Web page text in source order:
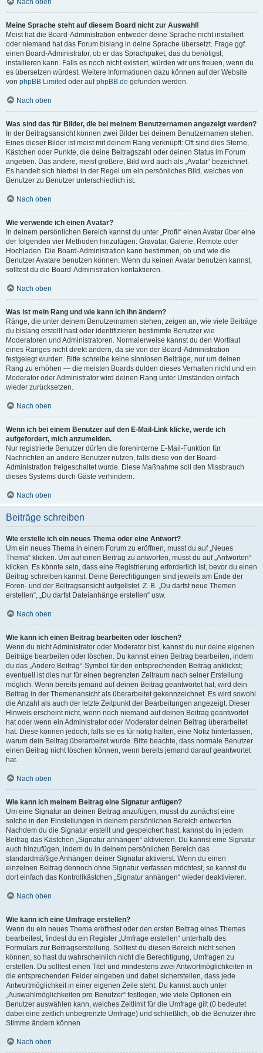
Nach oben
Meine Sprache steht auf diesem Board nicht zur Auswahl!
Meist hat die Board-Administration entweder deine Sprache nicht installiert
oder niemand hat das Forum bislang in deine Sprache übersetzt. Frage ggf.
einen Board-Administrator, ob er das Sprachpaket, das du benötigst,
installieren kann. Falls es noch nicht existiert, würden wir uns freuen, wenn du
es übersetzen würdest. Weitere Informationen dazu können auf der Website
von phpBB Limited oder aufphpBB.de gefunden werden.
Nach oben
Was sind das für Bilder, die bei meinem Benutzernamen angezeigt werden?
In der Beitragsansicht können zwei Bilder bei deinem Benutzernamen stehen.
Eines dieser Bilder ist meist mit deinem Rang verknüpft: Oft sind dies Sterne,
Kästchen oder Punkte, die deine Beitragszahl oder deinen Status im Forum
angeben. Das andere, meist größere, Bild wird auch als „Avatar“ bezeichnet.
Es handelt sich hierbei in der Regel um ein persönliches Bild, welches von
Benutzer zu Benutzer unterschiedlich ist.
Nach oben
Wie verwende ich einen Avatar?
In deinem persönlichen Bereich kannst du unter „Profil“ einen Avatar über eine
der folgenden vier Methoden hinzufügen: Gravatar, Galerie, Remote oder
Hochladen. Die Board-Administration kann bestimmen, ob und wie die
Benutzer Avatare benutzen können. Wenn du keinen Avatar benutzen kannst,
solltest du die Board-Administration kontaktieren.
Nach oben
Was ist mein Rang und wie kann ich ihn ändern?
Ränge, die unter deinem Benutzernamen stehen, zeigen an, wie viele Beiträge
du bislang erstellt hast oder identifizieren bestimmte Benutzer wie
Moderatoren und Administratoren. Normalerweise kannst du den Wortlaut
eines Ranges nicht direkt ändern, da sie von der Board-Administration
festgelegt wurden. Bitte schreibe keine sinnlosen Beiträge, nur um deinen
Rang zu erhöhen — die meisten Boards dulden dieses Verhalten nicht und ein
Moderator oder Administrator wird deinen Rang unter Umständen einfach
wieder zurücksetzen.
Nach oben
Wenn ich bei einem Benutzer auf den E-Mail-Link klicke, werde ich
aufgefordert, mich anzumelden.
Nur registrierte Benutzer dürfen die foreninterne E-Mail-Funktion für
Nachrichten an andere Benutzer nutzen, falls diese von der Board-
Administration freigeschaltet wurde. Diese Maßnahme soll den Missbrauch
dieses Systems durch Gäste verhindern.
Nach oben
Beiträge schreiben
Wie erstelle ich ein neues Thema oder eine Antwort?
Um ein neues Thema in einem Forum zu eröffnen, musst du auf „Neues
Thema“ klicken. Um auf einen Beitrag zu antworten, musst du auf „Antworten“
klicken. Es könnte sein, dass eine Registrierung erforderlich ist, bevor du einen
Beitrag schreiben kannst. Deine Berechtigungen sind jeweils am Ende der
Foren- und der Beitragsansicht aufgelistet. Z. B. „Du darfst neue Themen
erstellen“, „Du darfst Dateianhänge erstellen“ usw.
Nach oben
Wie kann ich einen Beitrag bearbeiten oder löschen?
Wenn du nicht Administrator oder Moderator bist, kannst du nur deine eigenen
Beiträge bearbeiten oder löschen. Du kannst einen Beitrag bearbeiten, indem
du das „Ändere Beitrag“-Symbol für den entsprechenden Beitrag anklickst;
eventuell ist dies nur für einen begrenzten Zeitraum nach seiner Erstellung
möglich. Wenn bereits jemand auf deinen Beitrag geantwortet hat, wird dein
Beitrag in der Themenansicht als überarbeitet gekennzeichnet. Es wird sowohl
die Anzahl als auch der letzte Zeitpunkt der Bearbeitungen angezeigt. Dieser
Hinweis erscheint nicht, wenn noch niemand auf deinen Beitrag geantwortet
hat oder wenn ein Administrator oder Moderator deinen Beitrag überarbeitet
hat. Diese können jedoch, falls sie es für nötig halten, eine Notiz hinterlassen,
warum dein Beitrag überarbeitet wurde. Bitte beachte, dass normale Benutzer
einen Beitrag nicht löschen können, wenn bereits jemand darauf geantwortet
hat.
Nach oben
Wie kann ich meinem Beitrag eine Signatur anfügen?
Um eine Signatur an deinen Beitrag anzufügen, musst du zunächst eine
solche in den Einstellungen in deinem persönlichen Bereich entwerfen.
Nachdem du die Signatur erstellt und gespeichert hast, kannst du in jedem
Beitrag das Kästchen „Signatur anhängen“ aktivieren. Du kannst eine Signatur
auch hinzufügen, indem du in deinem persönlichen Bereich das
standardmäßige Anhängen deiner Signatur aktivierst. Wenn du einen
einzelnen Beitrag dennoch ohne Signatur verfassen möchtest, so kannst du
dort einfach das Kontrollkästchen „Signatur anhängen“ wieder deaktivieren.
Nach oben
Wie kann ich eine Umfrage erstellen?
Wenn du ein neues Thema eröffnest oder den ersten Beitrag eines Themas
bearbeitest, findest du ein Register „Umfrage erstellen“ unterhalb des
Formulars zur Beitragserstellung. Solltest du diesen Bereich nicht sehen
können, so hast du wahrscheinlich nicht die Berechtigung, Umfragen zu
erstellen. Du solltest einen Titel und mindestens zwei Antwortmöglichkeiten in
die entsprechenden Felder eingeben und dabei sicherstellen, dass jede
Antwortmöglichkeit in einer eigenen Zeile steht. Du kannst auch unter
„Auswahlmöglichkeiten pro Benutzer“ festlegen, wie viele Optionen ein
Benutzer auswählen kann, welches Zeitlimit für die Umfrage gilt (0 bedeutet
dabei eine zeitlich unbegrenzte Umfrage) und schließlich, ob die Benutzer ihre
Stimme ändern können.
Nach oben